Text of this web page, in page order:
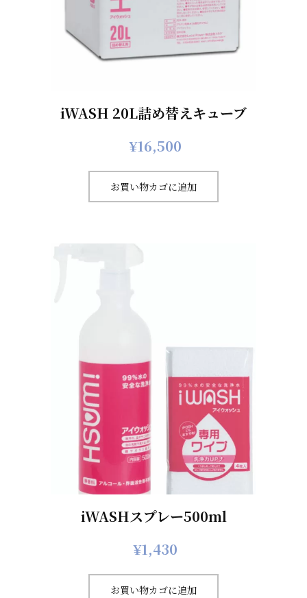
iWASH 20L詰め替えキューブ
¥16,500
お買い物カゴに追加
iWASHスプレー500ml
¥1,430
お買い物カゴに追加